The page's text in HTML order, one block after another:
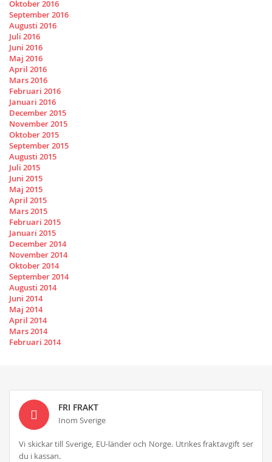
Oktober 2016
September 2016
Augusti 2016
Juli 2016
Juni 2016
Maj 2016
April 2016
Mars 2016
Februari 2016
Januari 2016
December 2015
November 2015
Oktober 2015
September 2015
Augusti 2015
Juli 2015
Juni 2015
Maj 2015
April 2015
Mars 2015
Februari 2015
Januari 2015
December 2014
November 2014
Oktober 2014
September 2014
Augusti 2014
Juni 2014
Maj 2014
April 2014
Mars 2014
Februari 2014
FRI FRAKT
Inom Sverige
Vi skickar till Sverige, EU-länder och Norge. Utrikes fraktavgift ser
du i kassan.